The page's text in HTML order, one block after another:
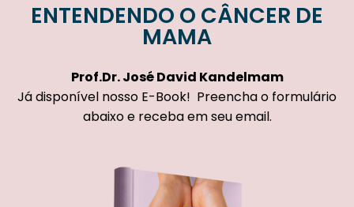
ENTENDENDO O CÂNCER DE
MAMA
Prof.Dr.José David Kandelmam
Já disponível nosso E-Book! Preencha o formulário
abaixo e receba em seu email.